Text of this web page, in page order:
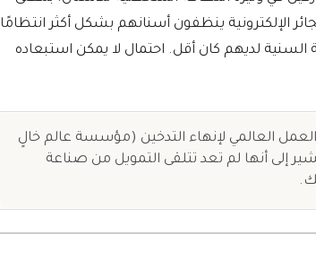
الإلكترونية ينظفون أسنانهم بشكل أكثر انتظامًا
السنية لديهم كان أقل. احتمال لا يمكن استبعاده
العالمي لإنهاء التدخين (مؤسسة عالم خالٍ
إلى أنها لم تعد تتلقى التمويل من صناعة